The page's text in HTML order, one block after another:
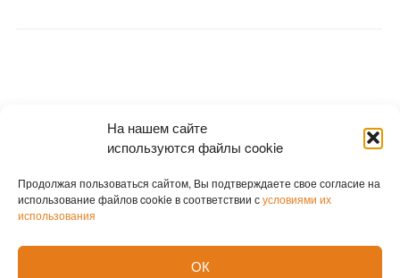
На нашем сайте
используются файлы cookie
Продолжая пользоваться сайтом, Вы подтверждаете свое согласие на
использование файлов cookie в соответствии сусловиями их
использования
ОК